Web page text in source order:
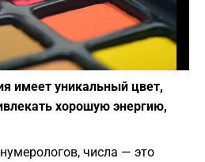
имеет уникальный цвет,
хорошую энергию,
числа — это